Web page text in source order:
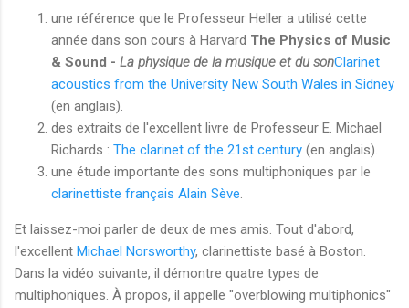
une référence que le Professeur Heller a utilisé cette
année dans son cours à Harvard The Physics of Music
& Sound - La physique de la musique et du sonClarinet
acoustics from the University New South Wales in Sidney
(en anglais).
des extraits de l'excellent livre de Professeur E. Michael
Richards : The clarinet of the 21st century (en anglais).
une étude importante des sons multiphoniques par le
clarinettiste français Alain Sève.
Et laissez-moi parler de deux de mes amis. Tout d'abord,
l'excellent Michael Norsworthy, clarinettiste basé à Boston.
Dans la vidéo suivante, il démontre quatre types de
multiphoniques. À propos, il appelle "overblowing multiphonics"